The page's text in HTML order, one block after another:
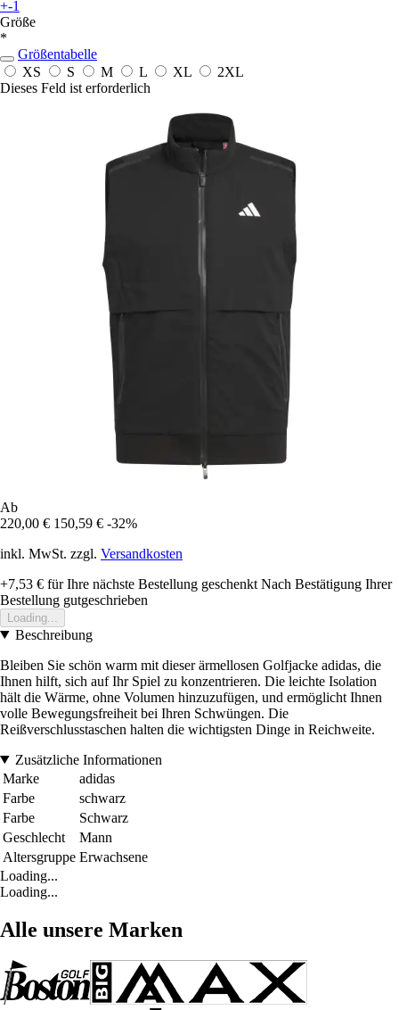
+-1
Größe
*
Größentabelle
XS
S M L XL
2XL
Dieses Feld ist erforderlich
Ab
220,00 € 150,59 € -32%
inkl. MwSt. zzgl. Versandkosten
+7,53 € für Ihre nächste Bestellung geschenkt Nach Bestätigung Ihrer
Bestellung gutgeschrieben
Loading...
Beschreibung
Bleiben Sie schön warm mit dieser ärmellosen Golfjacke adidas, die
Ihnen hilft, sich auf Ihr Spiel zu konzentrieren. Die leichte Isolation
hält die Wärme, ohne Volumen hinzuzufügen, und ermöglicht Ihnen
volle Bewegungsfreiheit bei Ihren Schwüngen. Die
Reißverschlusstaschen halten die wichtigsten Dinge in Reichweite.
Zusätzliche Informationen
Marke
adidas
Farbe
schwarz
Farbe
Schwarz
Geschlecht
Mann
Altersgruppe Erwachsene
Loading...
Loading...
Alle unsere Marken